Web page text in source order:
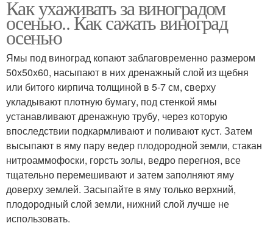
Как ухаживать за виноградом
осенью.. Как сажать виноград
осенью
Ямы под виноград копают заблаговременно размером
50х50х60, насыпают в них дренажный слой из щебня
или битого кирпича толщиной в 5-7 см, сверху
укладывают плотную бумагу, под стенкой ямы
устанавливают дренажную трубу, через которую
впоследствии подкармливают и поливают куст. Затем
высыпают в яму пару ведер плодородной земли, стакан
нитроаммофоски, горсть золы, ведро перегноя, все
тщательно перемешивают и затем заполняют яму
доверху землей. Засыпайте в яму только верхний,
плодородный слой земли, нижний слой лучше не
использовать.